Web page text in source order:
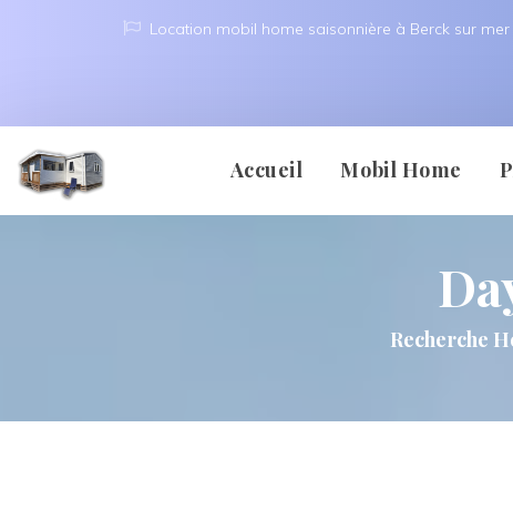
Location mobil home saisonnière à Berck sur mer
Accueil
Mobil Home
Berck
Recherche